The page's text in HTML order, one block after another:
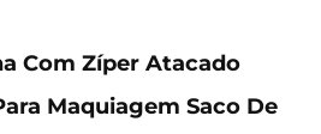
Com Zíper Atacado
Maquiagem Saco De